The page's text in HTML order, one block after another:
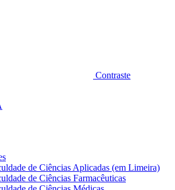
Contraste
de Ciências Aplicadas (em Limeira)
de Ciências Farmacêuticas